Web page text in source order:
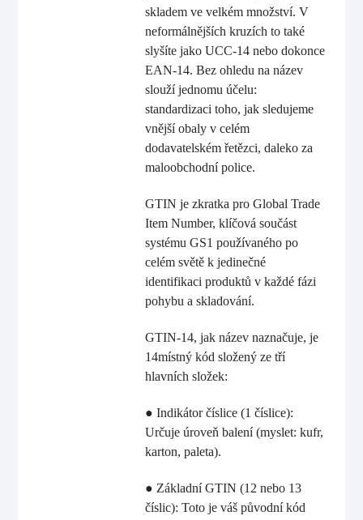
skladem ve velkém množství. V
neformálnějších kruzích to také
slyšíte jako UCC-14 nebo dokonce
EAN-14. Bez ohledu na název
slouží jednomu účelu:
standardizaci toho, jak sledujeme
vnější obaly v celém
dodavatelském řetězci, daleko za
maloobchodní police.
GTIN je zkratka pro Global Trade
Item Number, klíčová součást
systému GS1 používaného po
celém světě k jedinečné
identifikaci produktů v každé fázi
pohybu a skladování.
GTIN-14, jak název naznačuje, je
14místný kód složený ze tří
hlavních složek:
● Indikátor číslice (1 číslice):
Určuje úroveň balení (myslet: kufr,
karton, paleta).
● Základní GTIN (12 nebo 13
číslic): Toto je váš původní kód